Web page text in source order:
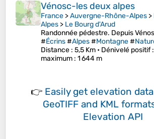
Vénosc-les deux alpes
France >Auvergne-Rhône-Alpes >
Alpes > Le Bourg d'Arud
Randonnée pédestre. Depuis
#Écrins#Alpes#Montagne#
Distance : 5,5 Km • Dénivelé positif:
maximum : 1 644 m
👉 Easily get elevation
GeoTIFF and KML
Elevation API